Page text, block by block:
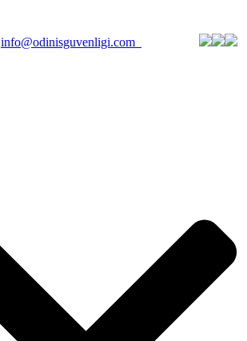
info@odinisguvenligi.com